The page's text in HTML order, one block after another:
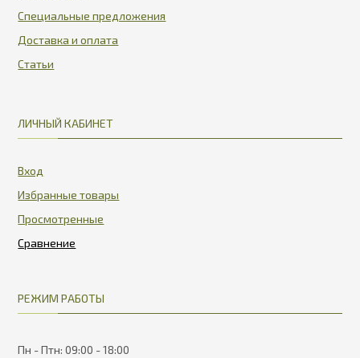
Специальные предложения
Доставка и оплата
Статьи
ЛИЧНЫЙ КАБИНЕТ
Вход
Избранные товары
Просмотренные
РЕЖИМ РАБОТЫ
Пн - Птн: 09:00 - 18:00